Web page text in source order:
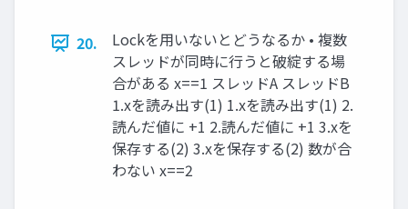
20.
Lockを用いないとどうなるか • 複数
スレッドが同時に行うと破綻する場
合がある x==1 スレッドA スレッドB
1.xを読み出す(1) 1.xを読み出す(1) 2.
読んだ値に +1 2.読んだ値に +1 3.xを
保存する(2) 3.xを保存する(2) 数が合
わない x==2